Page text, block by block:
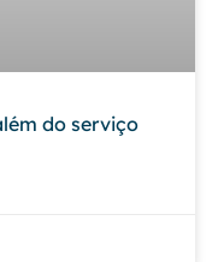
do serviço